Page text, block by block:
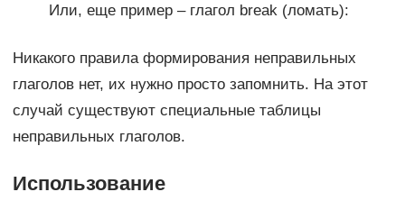
Или, еще пример – глагол break (ломать):
Никакого правила формирования неправильных
глаголов нет, их нужно просто запомнить. На этот
случай существуют специальные таблицы
неправильных глаголов.
Использование